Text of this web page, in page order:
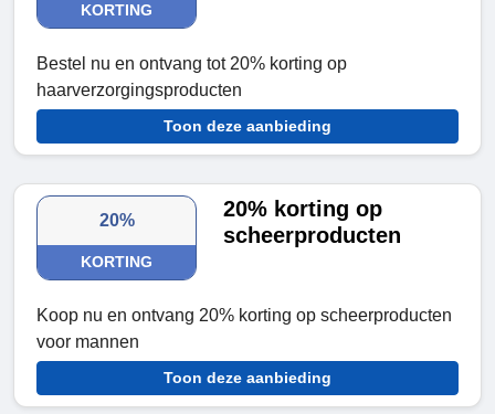
KORTING
Bestel nu en ontvang tot 20% korting op
haarverzorgingsproducten
Toon deze aanbieding
20%
KORTING
20% korting op
scheerproducten
Koop nu en ontvang 20% korting op scheerproducten
voor mannen
Toon deze aanbieding